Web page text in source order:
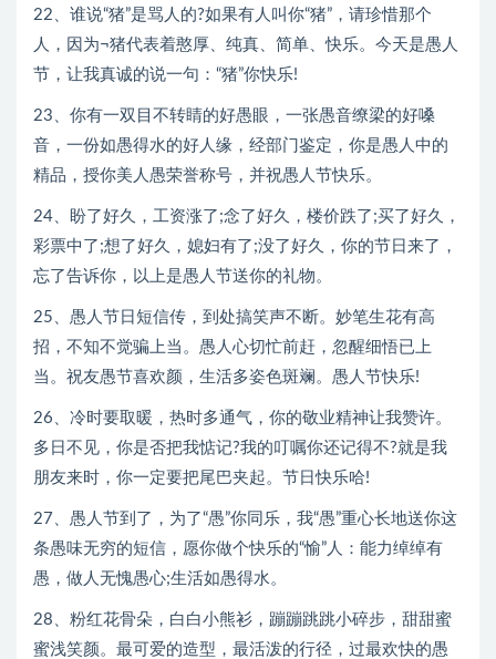
22、谁说“猪”是骂人的?如果有人叫你“猪”，请珍惜那个
人，因为¬猪代表着憨厚、纯真、简单、快乐。今天是愚人
节，让我真诚的说一句：“猪”你快乐!
23、你有一双目不转睛的好愚眼，一张愚音缭梁的好嗓
音，一份如愚得水的好人缘，经部门鉴定，你是愚人中的
精品，授你美人愚荣誉称号，并祝愚人节快乐。
24、盼了好久，工资涨了;念了好久，楼价跌了;买了好久，
彩票中了;想了好久，媳妇有了;没了好久，你的节日来了，
忘了告诉你，以上是愚人节送你的礼物。
25、愚人节日短信传，到处搞笑声不断。妙笔生花有高
招，不知不觉骗上当。愚人心切忙前赶，忽醒细悟已上
当。祝友愚节喜欢颜，生活多姿色斑斓。愚人节快乐!
26、冷时要取暖，热时多通气，你的敬业精神让我赞许。
多日不见，你是否把我惦记?我的叮嘱你还记得不?就是我
朋友来时，你一定要把尾巴夹起。节日快乐哈!
27、愚人节到了，为了“愚”你同乐，我“愚”重心长地送你这
条愚味无穷的短信，愿你做个快乐的“愉”人：能力绰绰有
愚，做人无愧愚心;生活如愚得水。
28、粉红花骨朵，白白小熊衫，蹦蹦跳跳小碎步，甜甜蜜
蜜浅笑颜。最可爱的造型，最活泼的行径，过最欢快的愚